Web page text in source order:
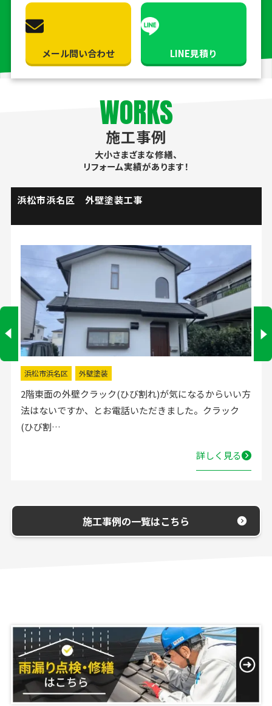
メール問い合わせ LINE見積り
WORKS
施工事例
大小さまざまな修繕、
リフォーム実績があります！
袋井市 化粧洗面台シャワー水栓取替工事
袋井市 水回りリフォーム
化粧洗面台のシャワーヘッドの交換をお願いしたいと弊
社にお電話いただきました。お客様の洗面台のシャワー
ヘッドは、…
詳しく見る
施工事例の一覧はこちら